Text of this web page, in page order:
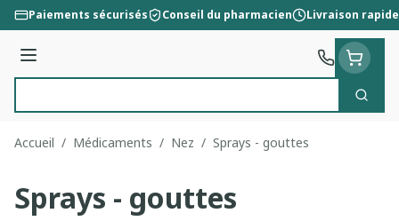
Aller au contenu
Paiements sécurisés Conseil du pharmacien Livraison rapide
Menu
Accueil / Médicaments / Nez / Sprays - gouttes
Sprays - gouttes